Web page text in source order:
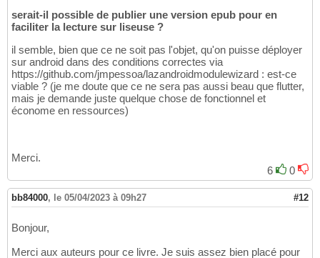
serait-il possible de publier une version epub pour en
faciliter la lecture sur liseuse ?
il semble, bien que ce ne soit pas l'objet, qu'on puisse déployer
sur android dans des conditions correctes via
https://github.com/jmpessoa/lazandroidmodulewizard : est-ce
viable ? (je me doute que ce ne sera pas aussi beau que flutter,
mais je demande juste quelque chose de fonctionnel et
économe en ressources)
Merci.
6
0
bb84000, le 05/04/2023 à 09h27 #12
Bonjour,
Merci aux auteurs pour ce livre. Je suis assez bien placé pour